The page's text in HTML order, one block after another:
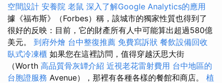
空間設計 安養院 老鼠 深入了解Google Analytics的應用
據《福布斯》（Forbes）稱，該城市的獨家性質也得到了
很好的反映：目前，它的財產所有人中可能算出超過580億
美元。 到府外燴 台中整復推薦 免費寫訴狀 餐飲設備回收
臥式冷凍櫃 如果您在這裡訪問，值得穿越沃思大街
（Worth 高品質骨灰罈介紹 近視老花雷射費用 台中地區的
台胞證服務 Avenue），那裡有各種各樣的餐館和商店。 植